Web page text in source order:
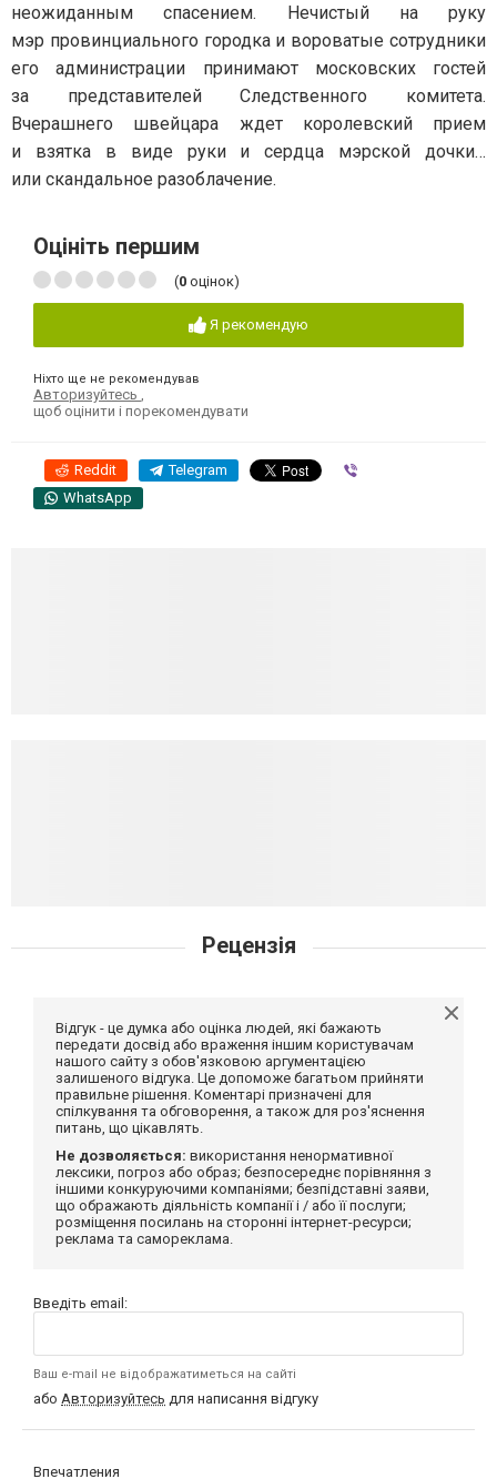
неожиданным спасением. Нечистый на руку
мэр провинциального городка и вороватые сотрудники
его администрации принимают московских гостей
за представителей Следственного комитета.
Вчерашнего швейцара ждет королевский прием
и взятка в виде руки и сердца мэрской дочки…
или скандальное разоблачение.
Оцініть першим
(0 оцінок)
Я рекомендую
Ніхто ще не рекомендував
Авторизуйтесь ,
щоб оцінити і порекомендувати
Reddit Telegram
WhatsApp
Рецензія
Відгук - це думка або оцінка людей, які бажають
передати досвід або враження іншим користувачам
нашого сайту з обов'язковою аргументацією
залишеного відгука. Це допоможе багатьом прийняти
правильне рішення. Коментарі призначені для
спілкування та обговорення, а також для роз'яснення
питань, що цікавлять.
Не дозволяється: використання ненормативної
лексики, погроз або образ; безпосереднє порівняння з
іншими конкуруючими компаніями; безпідставні заяви,
що ображають діяльність компанії і / або її послуги;
розміщення посилань на сторонні інтернет-ресурси;
реклама та самореклама.
Введіть email:
Ваш e-mail не відображатиметься на сайті
або Авторизуйтесь для написання відгуку
Впечатления